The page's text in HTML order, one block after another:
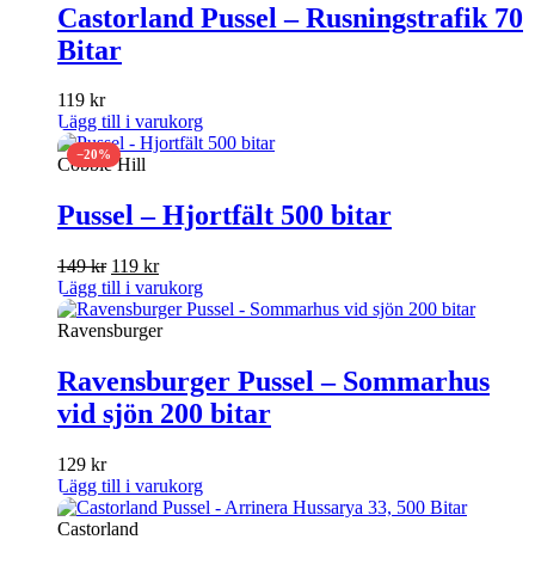
Castorland Pussel – Rusningstrafik 70
Bitar
119 kr
Lägg till i varukorg
−20%
Cobble Hill
Pussel – Hjortfält 500 bitar
149kr Det
ursprungliga
priset
var:
119 krDet
nuvarande
priset
är:
Lägg till i varukorg
Ravensburger
Ravensburger Pussel – Sommarhus
vid sjön 200 bitar
129 kr
Lägg till i varukorg
Castorland